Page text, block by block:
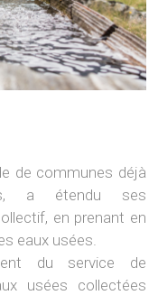
de communes déjà
a étendu ses
en prenant en
eaux usées.
du service de
usées collectées